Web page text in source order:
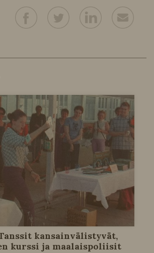
kansainvälistyvät,
kurssi ja maalaispoliisit